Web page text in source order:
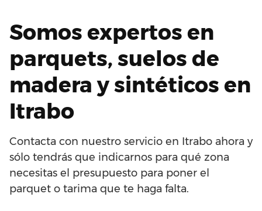
Somos expertos en
parquets, suelos de
madera y sintéticos en
Itrabo
Contacta con nuestro servicio en Itrabo ahora y
sólo tendrás que indicarnos para qué zona
necesitas el presupuesto para poner el
parquet o tarima que te haga falta.